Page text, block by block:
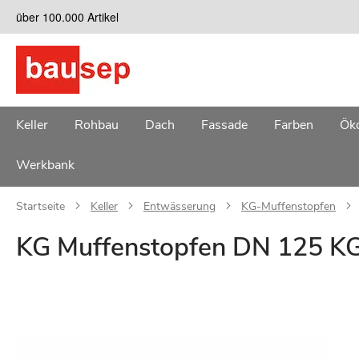
Zum
Inhalt
springen
über 100.000 Artikel
Keller Rohbau Dach Fassade Farben
Werkbank
Startseite Keller Entwässerung KG-Muffenstopfen
KG Muffenstopfen DN 125